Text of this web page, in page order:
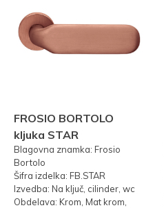
FROSIO BORTOLO
kljuka STAR
Blagovna znamka: Frosio
Bortolo
Šifra izdelka: FB.STAR
Izvedba: Na ključ, cilinder, wc
Obdelava: Krom, Mat krom,